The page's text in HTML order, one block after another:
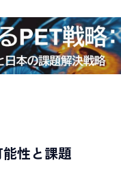
性と課題